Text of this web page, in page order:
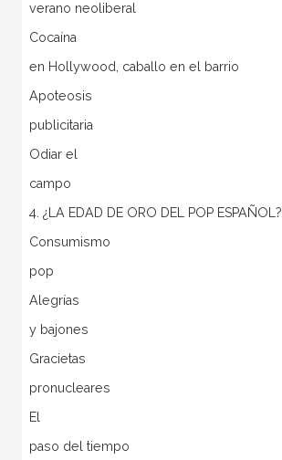
verano neoliberal
Cocaína
en Hollywood, caballo en el barrio
Apoteosis
publicitaria
Odiar el
campo
4. ¿LA EDAD DE ORO DEL POP ESPAÑOL?
Consumismo
pop
Alegrías
y bajones
Gracietas
pronucleares
El
paso del tiempo